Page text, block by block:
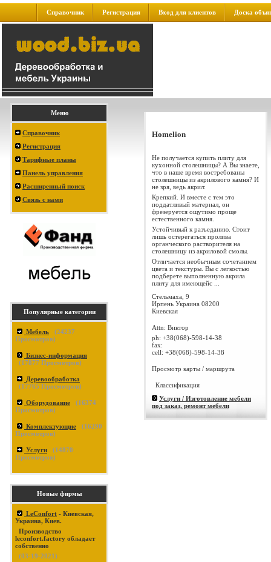
Справочник Регистрация Вход для клиентов Доска
Меню
Справочник
Регистрация
Тарифные планы
Панель управления
Расширенный поиск
Связь с нами
Популярные категории
Мебель (24237
Просмотров)
Бизнес-информация
(17877 Просмотров)
Деревообработка
(17765 Просмотров)
Оборудование (16374
Просмотров)
Комплектующие (16290
Просмотров)
Услуги (14870
Просмотров)
Новые фирмы
LeConfort - Киевская,
Украина, Киев.
Производство
leconfort.factory обладает
собственно
(03-19-2021)
Homelion
Не получается купить плиту для
кухонной столешницы? А Вы знаете,
что в наше время востребованы
столешницы из акрилового камня? И
не зря, ведь акрил:
Крепкий. И вместе с тем это
поддатливый материал, он
фрезеруется ощутимо проще
естественного камня.
Устойчивый к разъеданию. Стоит
лишь остерегаться пролива
органческого растворителя на
столешницу из акриловой смолы.
Отличается необычным сочетанием
цвета и текстуры. Вы с легкостью
подберете выполненную акрила
плиту для имеющейс ...
Стельмаха, 9
Ирпень Украина 08200
Киевская
Attn: Виктор
ph: +38(068)-598-14-38
fax:
cell: +38(068)-598-14-38
Просмотр карты / маршрута
Классификация
Услуги / Изготовление мебели
под заказ, ремонт мебели